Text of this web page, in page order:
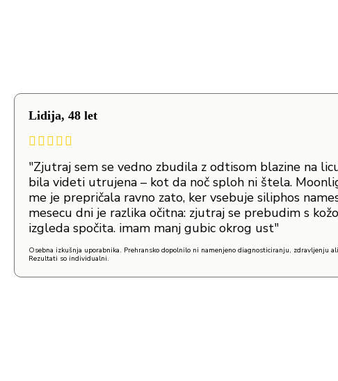
Lidija, 48 let
"Zjutraj sem se vedno zbudila z odtisom blazine na
bila videti utrujena – kot da noč sploh ni štela.
me je prepričala ravno zato, ker vsebuje siliphos
mesecu dni je razlika očitna: zjutraj se prebudim s
izgleda spočita. imam manj gubic okrog ust"
Osebna izkušnja uporabnika. Prehransko dopolnilo ni namenjeno diagnosticiranju, zdravljenju
Rezultati so individualni.